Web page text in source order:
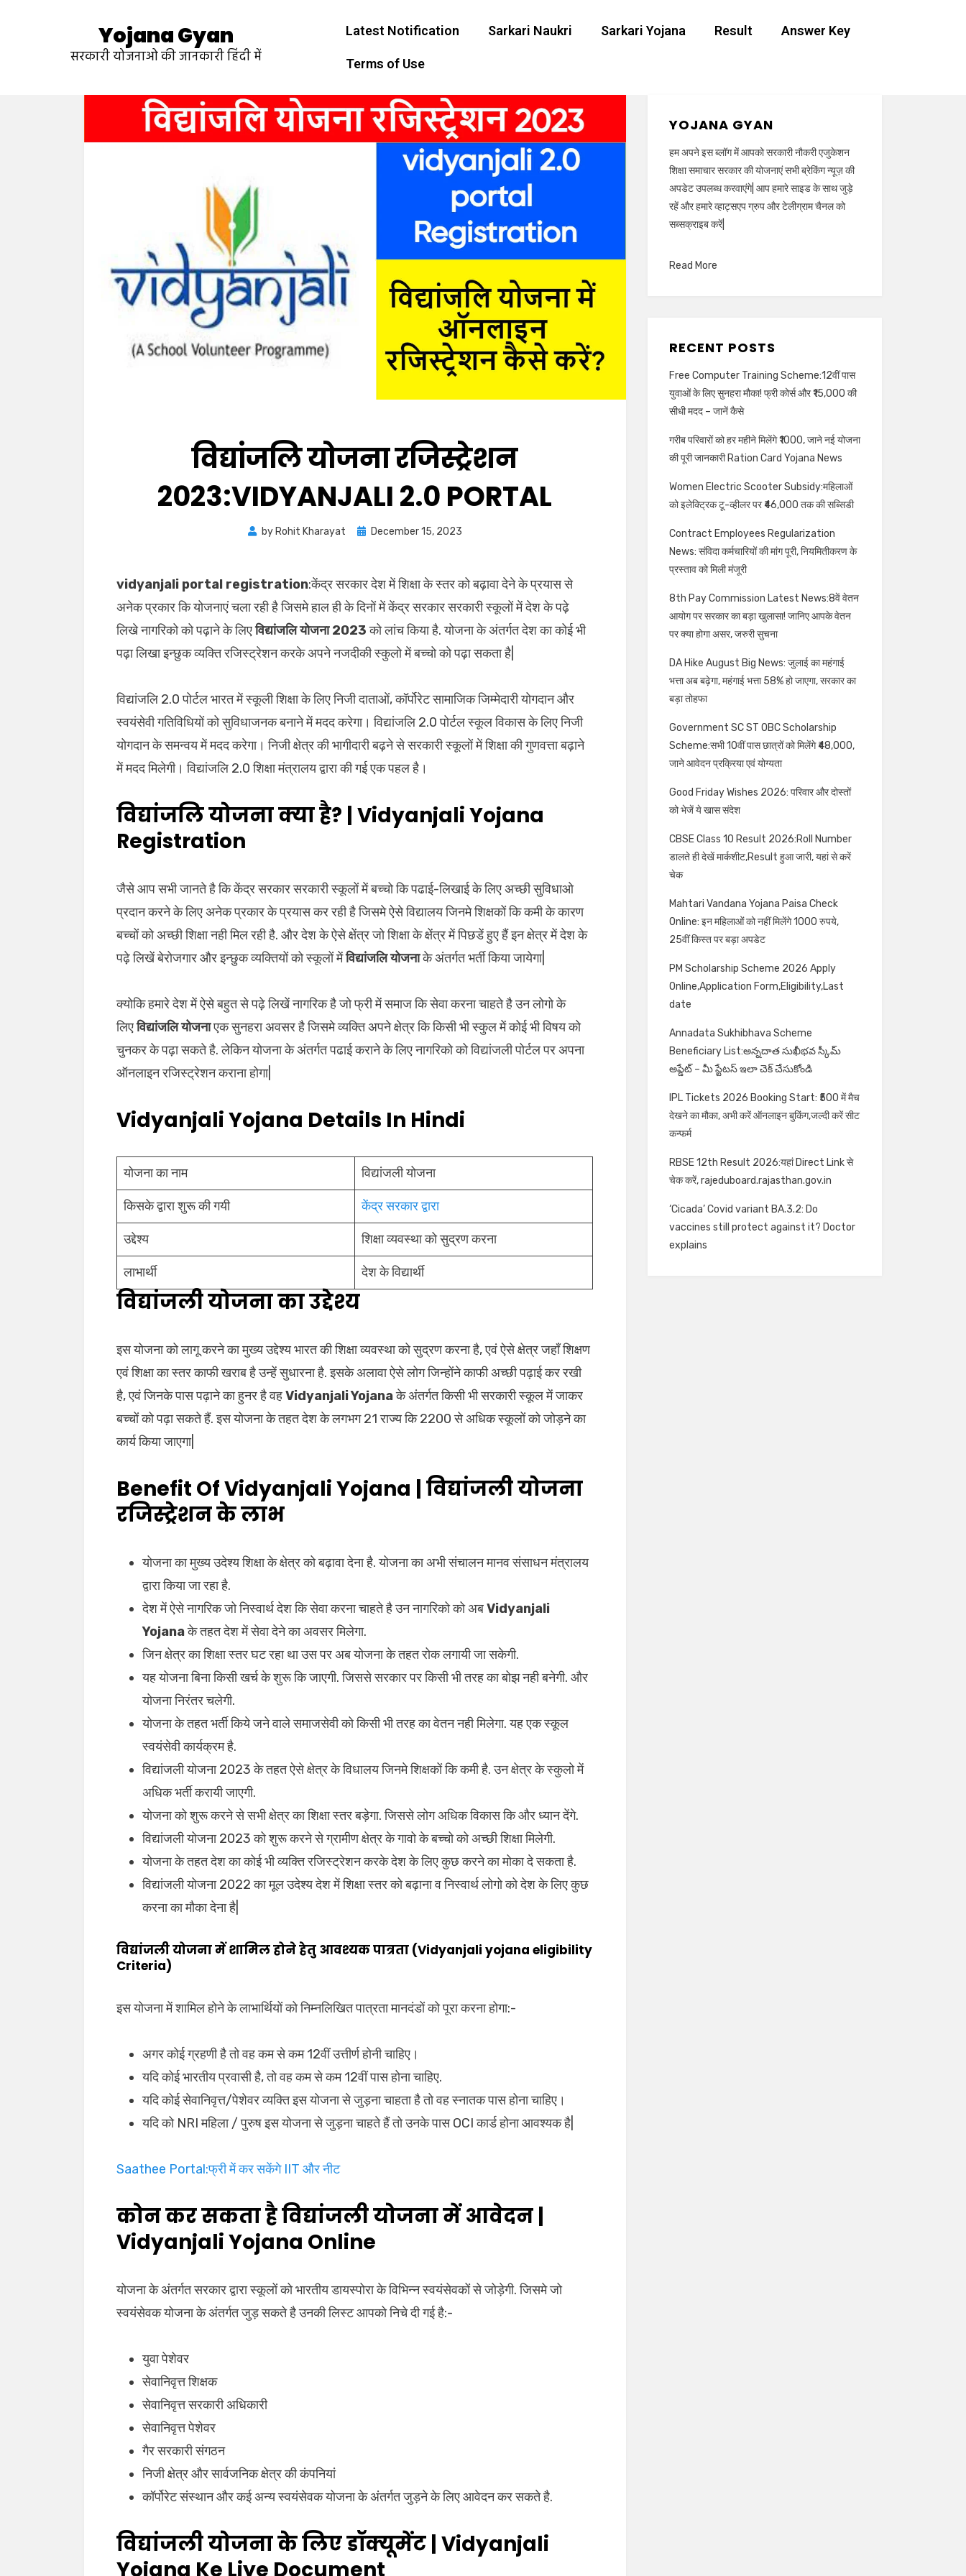
Yojana Gyan
सरकारी योजनाओ की जानकारी हिंदी में
Latest Notification Sarkari Naukri Sarkari Yojana Result Answer Key
Terms of Use
विद्यांजलि योजना रजिस्ट्रेशन
2023:VIDYANJALI 2.0 PORTAL
by Rohit Kharayat December 15, 2023
vidyanjali portal registration:केंद्र सरकार देश में शिक्षा के स्‍तर को बढ़ावा देने के प्रयास से
अनेक प्रकार कि योजनाएं चला रही है जिसमे हाल ही के दिनों में केंद्र सरकार सरकारी स्कूलों में देश के पढ़े
लिखे नागरिको को पढ़ाने के लिएविद्यांजलि योजना 2023को लांच किया है. योजना के अंतर्गत देश का कोई भी
पढ़ा लिखा इन्छुक व्यक्ति रजिस्ट्रेशन करके अपने नजदीकी स्कुलो में बच्चो को पढ़ा सकता है|
विद्यांजलि 2.0 पोर्टल भारत में स्कूली शिक्षा के लिए निजी दाताओं, कॉर्पोरेट सामाजिक जिम्मेदारी योगदान और
स्वयंसेवी गतिविधियों को सुविधाजनक बनाने में मदद करेगा। विद्यांजलि 2.0 पोर्टल स्कूल विकास के लिए निजी
योगदान के समन्वय में मदद करेगा। निजी क्षेत्र की भागीदारी बढ़ने से सरकारी स्कूलों में शिक्षा की गुणवत्ता बढ़ाने
में मदद मिलेगी। विद्यांजलि 2.0 शिक्षा मंत्रालय द्वारा की गई एक पहल है।
विद्यांजलि योजना क्या है? | Vidyanjali Yojana
Registration
जैसे आप सभी जानते है कि केंद्र सरकार सरकारी स्कूलों में बच्चो कि पढाई-लिखाई के लिए अच्छी सुविधाओ
प्रदान करने के लिए अनेक प्रकार के प्रयास कर रही है जिसमे ऐसे विद्यालय जिनमे शिक्षकों कि कमी के कारण
बच्चों को अच्छी शिक्षा नही मिल रही है. और देश के ऐसे क्षेंत्र जो शिक्षा के क्षेंत्र में पिछडें हुए हैं इन क्षेत्र में देश के
पढ़े लिखें बेरोजगार और इन्छुक व्यक्तियों को स्कूलों मेंविद्यांजलि योजनाके अंतर्गत भर्ती किया जायेगा|
क्योकि हमारे देश में ऐसे बहुत से पढ़े लिखें नागरिक है जो फ्री में समाज कि सेवा करना चाहते है उन लोगो के
लिएविद्यांजलि योजनाएक सुनहरा अवसर है जिसमे व्यक्ति अपने क्षेत्र कि किसी भी स्कुल में कोई भी विषय को
चुनकर के पढ़ा सकते है. लेकिन योजना के अंतर्गत पढाई कराने के लिए नागरिको को विद्यांजली पोर्टल पर अपना
ऑनलाइन रजिस्ट्रेशन कराना होगा|
Vidyanjali Yojana Details In Hindi
योजना का नाम विद्यांजली योजना
किसके द्वारा शुरू की गयी केंद्र सरकार द्वारा
उद्देश्य शिक्षा व्यवस्था को सुद्रण करना
लाभार्थी देश के विद्यार्थी
विद्यांजली योजना का उद्देश्य
इस योजना को लागू करने का मुख्य उद्देश्य भारत की शिक्षा व्यवस्था को सुद्रण करना है, एवं ऐसे क्षेत्र जहाँ शिक्षण
एवं शिक्षा का स्तर काफी खराब है उन्हें सुधारना है. इसके अलावा ऐसे लोग जिन्होंने काफी अच्छी पढ़ाई कर रखी
है, एवं जिनके पास पढ़ाने का हुनर है वहVidyanjali Yojanaके अंतर्गत किसी भी सरकारी स्कूल में जाकर
बच्चों को पढ़ा सकते हैं. इस योजना के तहत देश के लगभग 21 राज्य कि 2200 से अधिक स्कूलों को जोड़ने का
कार्य किया जाएगा|
Benefit Of Vidyanjali Yojana | विद्यांजली योजना
रजिस्ट्रेशन के लाभ
योजना का मुख्य उदेश्य शिक्षा के क्षेत्र को बढ़ावा देना है. योजना का अभी संचालन मानव संसाधन मंत्रालय
द्वारा किया जा रहा है.
देश में ऐसे नागरिक जो निस्वार्थ देश कि सेवा करना चाहते है उन नागरिको को अबVidyanjali
Yojanaके तहत देश में सेवा देने का अवसर मिलेगा.
जिन क्षेत्र का शिक्षा स्तर घट रहा था उस पर अब योजना के तहत रोक लगायी जा सकेगी.
यह योजना बिना किसी खर्च के शुरू कि जाएगी. जिससे सरकार पर किसी भी तरह का बोझ नही बनेगी. और
योजना निरंतर चलेगी.
योजना के तहत भर्ती किये जने वाले समाजसेवी को किसी भी तरह का वेतन नही मिलेगा. यह एक स्कूल
स्वयंसेवी कार्यक्रम है.
विद्यांजली योजना 2023 के तहत ऐसे क्षेत्र के विधालय जिनमे शिक्षकों कि कमी है. उन क्षेत्र के स्कुलो में
अधिक भर्ती करायी जाएगी.
योजना को शुरू करने से सभी क्षेत्र का शिक्षा स्तर बड़ेगा. जिससे लोग अधिक विकास कि और ध्यान देंगे.
विद्यांजली योजना 2023 को शुरू करने से ग्रामीण क्षेत्र के गावो के बच्चो को अच्छी शिक्षा मिलेगी.
योजना के तहत देश का कोई भी व्यक्ति रजिस्ट्रेशन करके देश के लिए कुछ करने का मोका दे सकता है.
विद्यांजली योजना 2022 का मूल उदेश्य देश में शिक्षा स्तर को बढ़ाना व निस्वार्थ लोगो को देश के लिए कुछ
करना का मौका देना है|
विद्यांजली योजना में शामिल होने हेतु आवश्यक पात्रता (Vidyanjali yojana eligibility
Criteria)
इस योजना में शामिल होने के लाभार्थियों को निम्नलिखित पात्रता मानदंडों को पूरा करना होगा:-
अगर कोई ग्रहणी है तो वह कम से कम 12वीं उत्तीर्ण होनी चाहिए।
यदि कोई भारतीय प्रवासी है, तो वह कम से कम 12वीं पास होना चाहिए.
यदि कोई सेवानिवृत्त/पेशेवर व्यक्ति इस योजना से जुड़ना चाहता है तो वह स्नातक पास होना चाहिए।
यदि को NRI महिला / पुरुष इस योजना से जुड़ना चाहते हैं तो उनके पास OCI कार्ड होना आवश्यक है|
Saathee Portal:फ्री में कर सकेंगे IIT और नीट
कोन कर सकता है विद्यांजली योजना में आवेदन |
Vidyanjali Yojana Online
योजना के अंतर्गत सरकार द्वारा स्कूलों को भारतीय डायस्पोरा के विभिन्न स्वयंसेवकों से जोड़ेगी. जिसमे जो
स्वयंसेवक योजना के अंतर्गत जुड़ सकते है उनकी लिस्ट आपको निचे दी गई है:-
युवा पेशेवर
सेवानिवृत्त शिक्षक
सेवानिवृत्त सरकारी अधिकारी
सेवानिवृत्त पेशेवर
गैर सरकारी संगठन
निजी क्षेत्र और सार्वजनिक क्षेत्र की कंपनियां
कॉर्पोरेट संस्थान और कई अन्य स्वयंसेवक योजना के अंतर्गत जुड़ने के लिए आवेदन कर सकते है.
विद्यांजली योजना के लिए डॉक्यूमेंट | Vidyanjali
Yojana Ke Liye Document
YOJANA GYAN
हम अपने इस ब्लॉग में आपको सरकारी नौकरी एजुकेशन
शिक्षा समाचार सरकार की योजनाएं सभी ब्रेकिंग न्यूज़ की
अपडेट उपलब्ध करवाएंगे| आप हमारे साइड के साथ जुड़े
रहें और हमारे व्हाट्सएप ग्रुप और टेलीग्राम चैनल को
सब्सक्राइब करें|
Read More
RECENT POSTS
Free Computer Training Scheme:12वीं पास
युवाओं के लिए सुनहरा मौका! फ्री कोर्स और ₹15,000 की
सीधी मदद – जानें कैसे
गरीब परिवारों को हर महीने मिलेंगे ₹1000, जाने नई योजना
की पूरी जानकारी Ration Card Yojana News
Women Electric Scooter Subsidy:महिलाओं
को इलेक्ट्रिक टू-व्हीलर पर ₹46,000 तक की सब्सिडी
Contract Employees Regularization
News: संविदा कर्मचारियों की मांग पूरी, नियमितीकरण के
प्रस्ताव को मिली मंजूरी
8th Pay Commission Latest News:8वें वेतन
आयोग पर सरकार का बड़ा खुलासा! जानिए आपके वेतन
पर क्या होगा असर, जरुरी सुचना
DA Hike August Big News: जुलाई का महंगाई
भत्ता अब बढ़ेगा, महंगाई भत्ता 58% हो जाएगा, सरकार का
बड़ा तोहफा
Government SC ST OBC Scholarship
Scheme:सभी 10वीं पास छात्रों को मिलेंगे ₹48,000,
जाने आवेदन प्रक्रिया एवं योग्यता
Good Friday Wishes 2026: परिवार और दोस्तों
को भेजें ये खास संदेश
CBSE Class 10 Result 2026:Roll Number
डालते ही देखें मार्कशीट,Result हुआ जारी, यहां से करें
चेक
Mahtari Vandana Yojana Paisa Check
Online: इन महिलाओं को नहीं मिलेंगे 1000 रुपये,
25वीं किस्त पर बड़ा अपडेट
PM Scholarship Scheme 2026 Apply
Online,Application Form,Eligibility,Last
date
Annadata Sukhibhava Scheme
Beneficiary List:అన్నదాత సుఖీభవ స్కీమ్
అప్డేట్ – మీ స్టేటస్ ఇలా చెక్ చేసుకోండి
IPL Tickets 2026 Booking Start: ₹500 में मैच
देखने का मौका, अभी करें ऑनलाइन बुकिंग,जल्दी करें सीट
कन्फर्म
RBSE 12th Result 2026:यहां Direct Link से
चेक करें, rajeduboard.rajasthan.gov.in
‘Cicada’ Covid variant BA.3.2: Do
vaccines still protect against it? Doctor
explains